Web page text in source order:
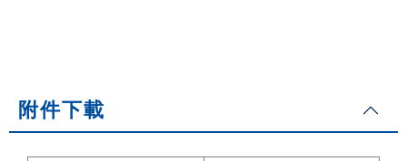
附件下載